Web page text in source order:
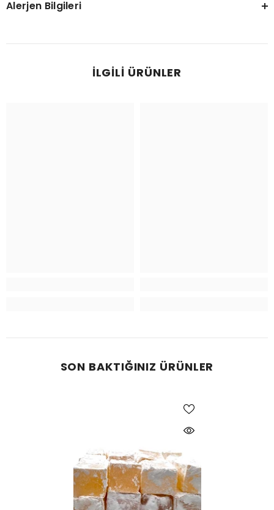
Alerjen Bilgileri
İLGILI ÜRÜNLER
SON BAKTIĞINIZ ÜRÜNLER